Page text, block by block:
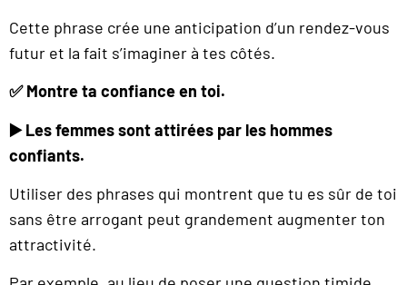
Cette phrase crée une anticipation d’un rendez-vous
futur et la fait s’imaginer à tes côtés.
✅ Montre ta confiance en toi.
▶️ Les femmes sont attirées par les hommes
confiants.
Utiliser des phrases qui montrent que tu es sûr de toi
sans être arrogant peut grandement augmenter ton
attractivité.